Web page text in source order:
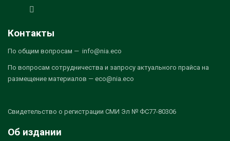
Контакты
По общим вопросам — info@nia.eco
По вопросам сотрудничества и запросу актуального прайса на
размещение материалов — eco@nia.eco
Свидетельство о регистрации СМИ Эл № ФС77-80306
Об издании